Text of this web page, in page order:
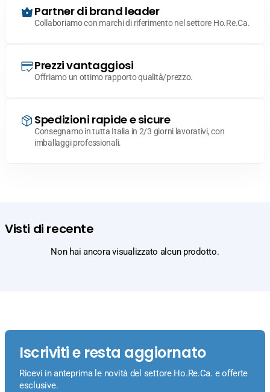
Partner di brand leader
Collaboriamo con marchi di riferimento nel settore Ho.Re.Ca.
Prezzi vantaggiosi
Offriamo un ottimo rapporto qualità/prezzo.
Spedizioni rapide e sicure
Consegnamo in tutta Italia in 2/3 giorni lavorativi, con
imballaggi professionali.
Visti di recente
Non hai ancora visualizzato alcun prodotto.
Iscriviti e resta aggiornato
Ricevi in anteprima le novità del settore Ho.Re.Ca. e offerte
esclusive.